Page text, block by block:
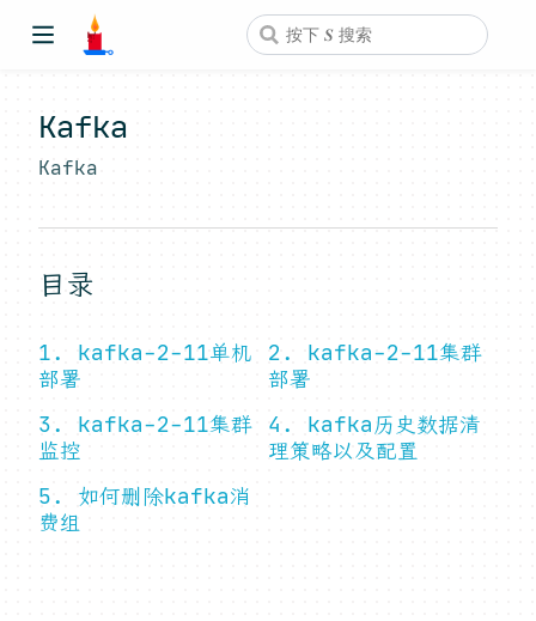
Kafka
Kafka
目录
1. kafka-2-11单机
部署
2. kafka-2-11集群
部署
3. kafka-2-11集群
监控
4. kafka历史数据清
理策略以及配置
5. 如何删除kafka消
费组